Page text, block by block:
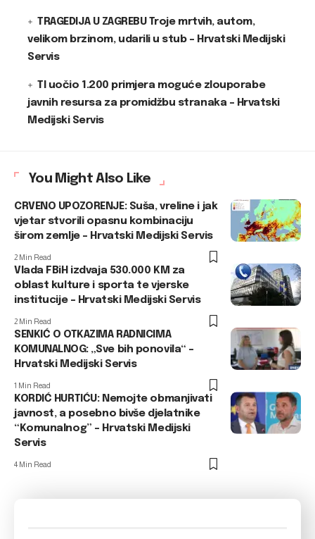
TRAGEDIJA U ZAGREBU Troje mrtvih, autom,
velikom brzinom, udarili u stub – Hrvatski Medijski
Servis
TI uočio 1.200 primjera moguće zlouporabe
javnih resursa za promidžbu stranaka – Hrvatski
Medijski Servis
You Might Also Like
CRVENO UPOZORENJE: Suša, vreline i jak
vjetar stvorili opasnu kombinaciju
širom zemlje – Hrvatski Medijski Servis
2 Min Read
Vlada FBiH izdvaja 530.000 KM za
oblast kulture i sporta te vjerske
institucije – Hrvatski Medijski Servis
2 Min Read
SENKIĆ O OTKAZIMA RADNICIMA
KOMUNALNOG: „Sve bih ponovila“ –
Hrvatski Medijski Servis
1 Min Read
KORDIĆ HURTIĆU: Nemojte obmanjivati
javnost, a posebno bivše djelatnike
“Komunalnog” – Hrvatski Medijski
Servis
4 Min Read